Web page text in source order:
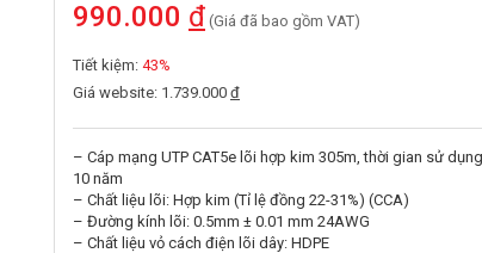
990.000 đ (Giá đã bao gồm VAT)
Tiết kiệm: 43%
Giá website: 1.739.000 đ
– Cáp mạng UTP CAT5e lõi hợp kim 305m, thời gian sử
10 năm
– Chất liệu lõi: Hợp kim (Tỉ lệ đồng 22-31%) (CCA)
– Đường kính lõi: 0.5mm ± 0.01 mm 24AWG
– Chất liệu vỏ cách điện lõi dây: HDPE